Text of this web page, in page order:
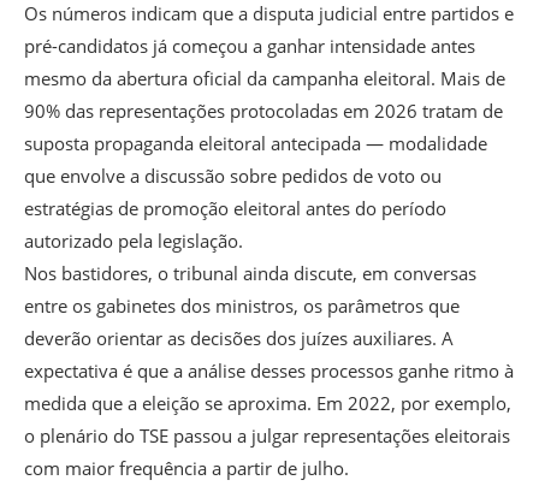
Os números indicam que a disputa judicial entre partidos e
pré-candidatos já começou a ganhar intensidade antes
mesmo da abertura oficial da campanha eleitoral. Mais de
90% das representações protocoladas em 2026 tratam de
suposta propaganda eleitoral antecipada — modalidade
que envolve a discussão sobre pedidos de voto ou
estratégias de promoção eleitoral antes do período
autorizado pela legislação.
Nos bastidores, o tribunal ainda discute, em conversas
entre os gabinetes dos ministros, os parâmetros que
deverão orientar as decisões dos juízes auxiliares. A
expectativa é que a análise desses processos ganhe ritmo à
medida que a eleição se aproxima. Em 2022, por exemplo,
o plenário do TSE passou a julgar representações eleitorais
com maior frequência a partir de julho.